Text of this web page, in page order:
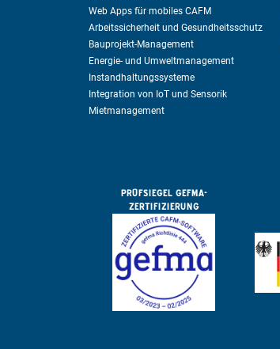
Web Apps für mobiles CAFM
Arbeitssicherheit und Gesundheitsschutz
Bauprojekt-Management
Energie- und Umweltmanagement
Instandhaltungssysteme
Integration von IoT und Sensorik
Mietmanagement
PRÜFSIEGEL GEFMA-
ZERTIFIZIERUNG